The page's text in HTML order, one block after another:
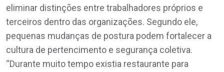
eliminar distinções entre trabalhadores próprios e
terceiros dentro das organizações. Segundo ele,
pequenas mudanças de postura podem fortalecer a
cultura de pertencimento e segurança coletiva.
“Durante muito tempo existia restaurante para